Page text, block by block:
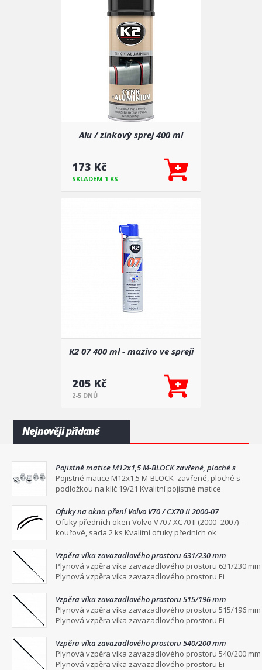
Alu / zinkový sprej 400 ml
173 Kč
SKLADEM 1 KS
K2 07 400 ml - mazivo ve spreji
205 Kč
2-5 DNŮ
Nejnověji přidané
Pojistné matice M12x1,5 M-BLOCK zavřené, ploché s
podložkou na klíč 19/21
Pojistné matice M12x1,5 M-BLOCK zavřené, ploché s
podložkou na klíč 19/21 Kvalitní pojistné matice
Ofuky na okna pření Volvo V70 / CX70 II 2000-07
Ofuky předních oken Volvo V70 / XC70 II (2000–2007) –
kouřové, sada 2 ks Kvalitní ofuky předních ok
Vzpěra víka zavazadlového prostoru 631/230 mm
Plynová vzpěra víka zavazadlového prostoru 631/230 mm
Plynová vzpěra víka zavazadlového prostoru Ei
Vzpěra víka zavazadlového prostoru 515/196 mm
Plynová vzpěra víka zavazadlového prostoru 515/196 mm
Plynová vzpěra víka zavazadlového prostoru Ei
Vzpěra víka zavazadlového prostoru 540/200 mm
Plynová vzpěra víka zavazadlového prostoru 540/200 mm
Plynová vzpěra víka zavazadlového prostoru Ei